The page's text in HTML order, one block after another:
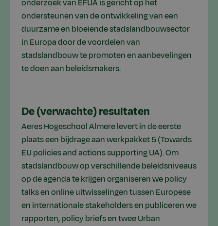
onderzoek van EFUA is gericht op het
ondersteunen van de ontwikkeling van een
duurzame en bloeiende stadslandbouwsector
in Europa door de voordelen van
stadslandbouw te promoten en aanbevelingen
te doen aan beleidsmakers.
De (verwachte) resultaten
Aeres Hogeschool Almere levert in de eerste
plaats een bijdrage aan werkpakket 5 (Towards
EU policies and actions supporting UA). Om
stadslandbouw op verschillende beleidsniveaus
op de agenda te krijgen organiseren we policy
talks en online uitwisselingen tussen Europese
en internationale stakeholders en publiceren we
rapporten, policy briefs en twee Urban